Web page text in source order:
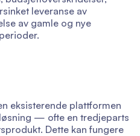
leveranse av
av gamle og nye
eksisterende plattformen
— ofte en tredjeparts
Dette kan fungere